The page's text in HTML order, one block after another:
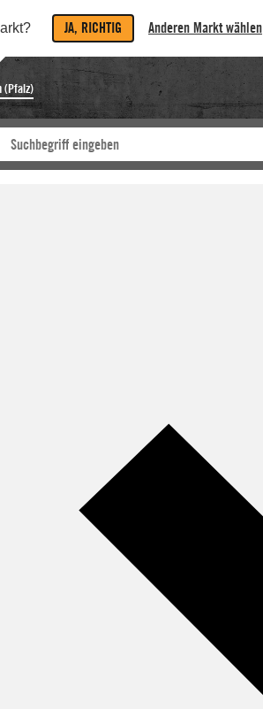
JA, RICHTIG Anderen Markt wählen
(Pfalz)